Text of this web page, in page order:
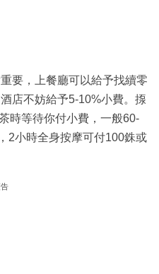
要，上餐廳可以給予找續零
店不妨給予5-10%小費。揼
時等待你付小費，一般60-
2小時全身按摩可付100銖或